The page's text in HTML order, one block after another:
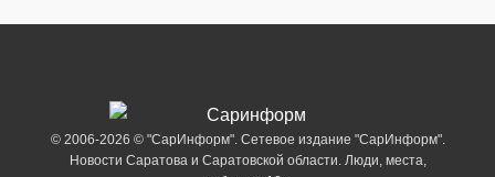
© 2006-2026 © "СарИнформ". Сетевое издание "СарИнформ".
Новости Саратова и Саратовской области. Люди, места,